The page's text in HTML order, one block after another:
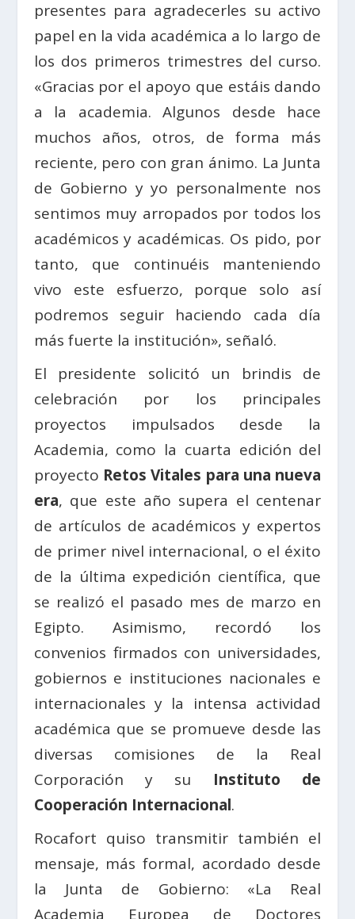
presentes para agradecerles su activo
papel en la vida académica a lo largo de
los dos primeros trimestres del curso.
«Gracias por el apoyo que estáis dando
a la academia. Algunos desde hace
muchos años, otros, de forma más
reciente, pero con gran ánimo. La Junta
de Gobierno y yo personalmente nos
sentimos muy arropados por todos los
académicos y académicas. Os pido, por
tanto, que continuéis manteniendo
vivo este esfuerzo, porque solo así
podremos seguir haciendo cada día
más fuerte la institución», señaló.
El presidente solicitó un brindis de
celebración por los principales
proyectos impulsados desde la
Academia, como la cuarta edición del
proyecto Retos Vitales para una nueva
era, que este año supera el centenar
de artículos de académicos y expertos
de primer nivel internacional, o el éxito
de la última expedición científica, que
se realizó el pasado mes de marzo en
Egipto. Asimismo, recordó los
convenios firmados con universidades,
gobiernos e instituciones nacionales e
internacionales y la intensa actividad
académica que se promueve desde las
diversas comisiones de la Real
Corporación y su Instituto de
Cooperación Internacional.
Rocafort quiso transmitir también el
mensaje, más formal, acordado desde
la Junta de Gobierno: «La Real
Academia Europea de Doctores